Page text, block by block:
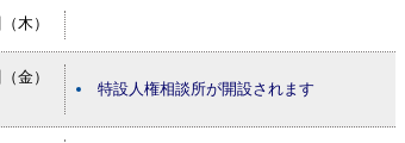
（木）
（金）
特設人権相談所が開設されます